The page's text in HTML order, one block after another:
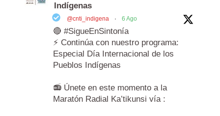
Indígenas
@cnti_indigena · 6 Ago
🔴 #SigueEnSintonía
⚡️ Continúa con nuestro programa:
Especial Día Internacional de los
Pueblos Indígenas
📻 Únete en este momento a la
Maratón Radial Ka’tikunsi vía :